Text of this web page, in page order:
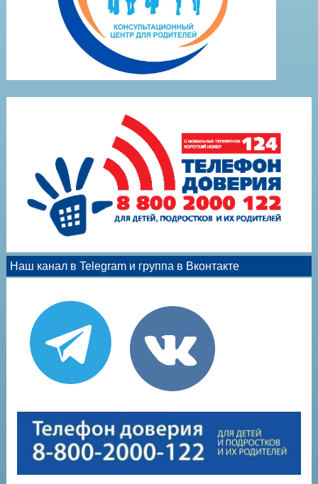
Наш канал в Telegram и группа в Вконтакте